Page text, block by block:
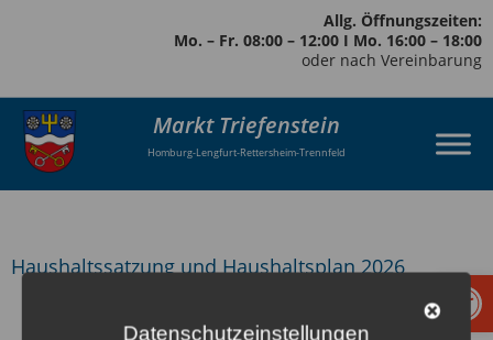
Allg. Öffnungszeiten:
Mo. – Fr. 08:00 – 12:00 I Mo. 16:00 – 18:00
oder nach Vereinbarung
Markt Triefenstein
Homburg-Lengfurt-Rettersheim-Trennfeld
Haushaltssatzung und Haushaltsplan 2026
zurück
Datenschutzeinstellungen